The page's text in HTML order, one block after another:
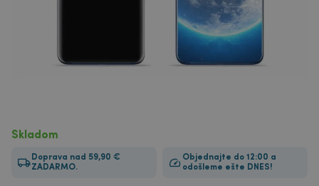
Skladom
Doprava nad 59,90 €
ZADARMO.
Objednajte do 12:00 a
odošleme ešte DNES!